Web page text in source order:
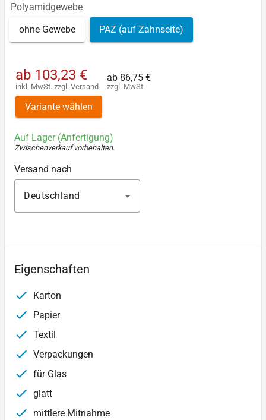
Polyamidgewebe
ohne Gewebe PAZ (auf Zahnseite)
ab 103,23 €
inkl. MwSt. zzgl. Versand
ab 86,75 €
zzgl. MwSt.
Variante wählen
Auf Lager (Anfertigung)
Zwischenverkauf vorbehalten.
Versand nach
Deutschland
Eigenschaften
Karton
Papier
Textil
Verpackungen
für Glas
glatt
mittlere Mitnahme